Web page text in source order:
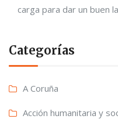
carga para dar un buen
Categorías
A Coruña
Acción humanitaria y